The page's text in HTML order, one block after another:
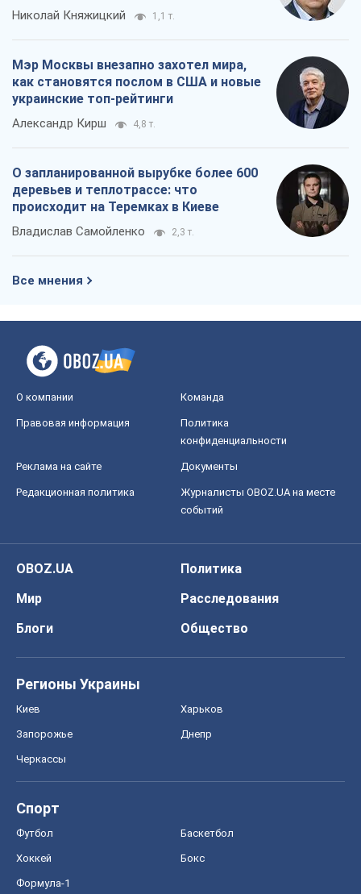
Николай Княжицкий 1,1 т.
Мэр Москвы внезапно захотел мира,
как становятся послом в США и новые
украинские топ-рейтинги
Александр Кирш 4,8 т.
О запланированной вырубке более 600
деревьев и теплотрассе: что
происходит на Теремках в Киеве
Владислав Самойленко 2,3 т.
Все мнения
О компании Команда
Правовая информация
Политика
конфиденциальности
Реклама на сайте Документы
Редакционная политика
Журналисты OBOZ.UA на месте
событий
OBOZ.UA
Политика
Мир
Расследования
Блоги
Общество
Регионы Украины
Киев Харьков
Запорожье Днепр
Черкассы
Спорт
Футбол Баскетбол
Хоккей Бокс
Формула-1